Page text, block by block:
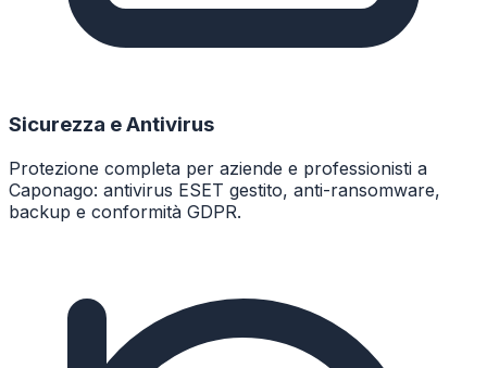
Sicurezza e Antivirus
Protezione completa per aziende e professionisti a
Caponago: antivirus ESET gestito, anti-ransomware,
backup e conformità GDPR.